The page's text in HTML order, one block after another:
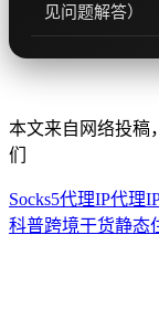
见问题解答）
本文来自网络投稿
们
Socks5代理IP代理
科普跨境干货静态